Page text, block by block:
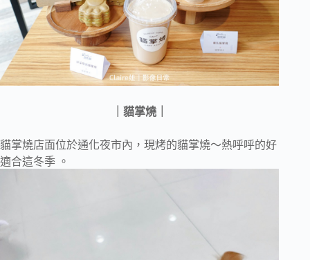
｜貓掌燒｜
貓掌燒店面位於通化夜市內，現烤的貓掌燒～熱呼呼的好
適合這冬季 。